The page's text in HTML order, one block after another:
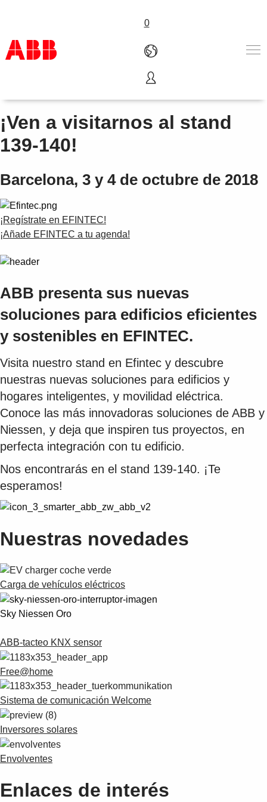
0
Productos & Soluciones
Servicios
Sobre ABB
Contáctanos
Carreras
Suggestions
See more products
Shopping list preview
0
¡Ven a visitarnos al stand
139-140!
Barcelona, 3 y 4 de octubre de 2018
¡Regístrate en EFINTEC!
¡Añade EFINTEC a tu agenda!
ABB presenta sus nuevas
soluciones para edificios eficientes
y sostenibles en EFINTEC.
Visita nuestro stand en Efintec y descubre
nuestras nuevas soluciones para edificios y
hogares inteligentes, y movilidad eléctrica.
Conoce las más innovadoras soluciones de ABB y
Niessen, y deja que inspiren tus proyectos, en
perfecta integración con tu edificio.
Nos encontrarás en el stand 139-140. ¡Te
esperamos!
Nuestras novedades
Carga de vehículos eléctricos
Sky Niessen Oro
ABB-tacteo KNX sensor
Free@home
Sistema de comunicación Welcome
Inversores solares
Envolventes
Enlaces de interés